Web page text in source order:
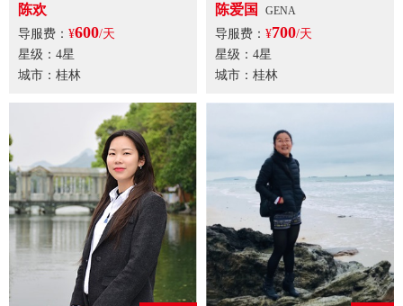
陈欢
导服费： ¥600/天
星级：4星
城市：桂林
陈爱国
GENA
导服费： ¥700/天
星级：4星
城市：桂林